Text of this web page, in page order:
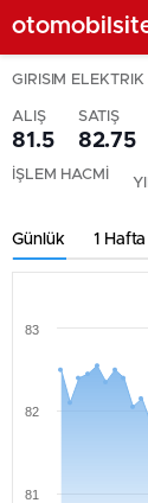
GIRISIM
ALIŞ
81.5
SATIŞ
82.75
İŞLEM HACMİ
Günlük 1 Hafta
81
82
83